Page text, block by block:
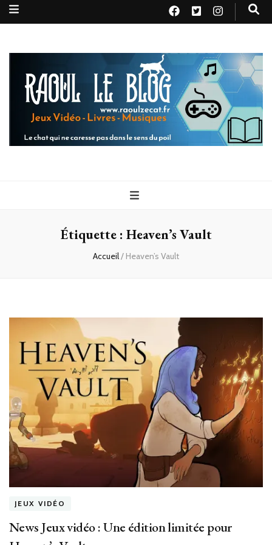
Raoul le
blog
Étiquette : Heaven’s Vault
Accueil/ Heaven’s Vault
JEUX VIDÉO
News Jeux vidéo : Une édition limitée pour